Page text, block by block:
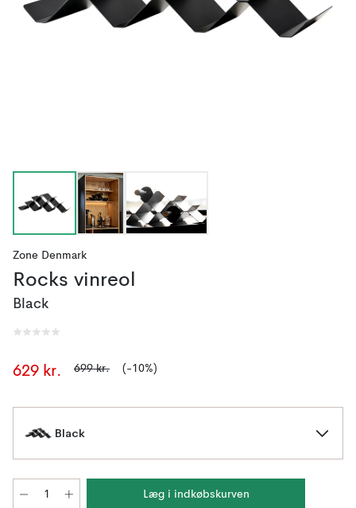
Zone Denmark
Rocks vinreol
Black
629 kr. 699 kr. (-10%)
Black
Læg i indkøbskurven